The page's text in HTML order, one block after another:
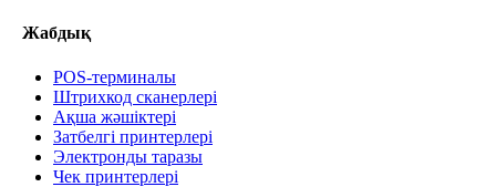
Жабдық
POS-терминалы
Штрихкод сканерлері
Ақша жәшіктері
Затбелгі принтерлері
Электронды таразы
Чек принтерлері